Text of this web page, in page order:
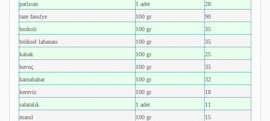
patlıcan
1 adet
28
taze fasulye
100 gr
90
brokoli
100 gr
35
brüksel lahanası
100 gr
35
kabak
100 gr
25
havuç
100 gr
35
karnabahar
100 gr
32
kereviz
100 gr
18
salatalık
1 adet
11
marul
100 gr
15